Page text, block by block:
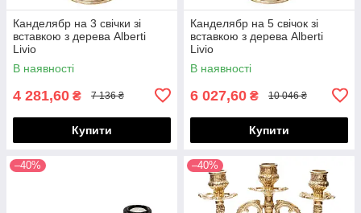
Канделябр на 3 свічки зі
вставкою з дерева Alberti
Livio
В наявності
4 281,60 ₴ 7 136 ₴
Купити
Канделябр на 5 свічок зі
вставкою з дерева Alberti
Livio
В наявності
6 027,60 ₴ 10 046 ₴
Купити
–40% –40%